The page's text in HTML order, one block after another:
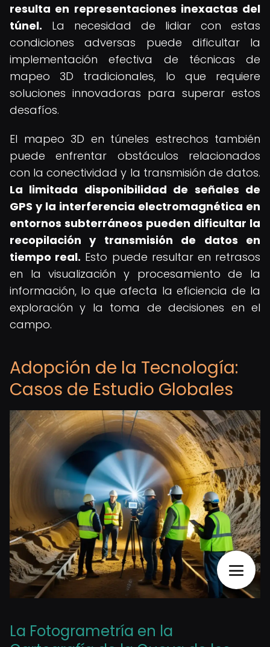
resulta en representaciones inexactas del
túnel. La necesidad de lidiar con estas
condiciones adversas puede dificultar la
implementación efectiva de técnicas de
mapeo 3D tradicionales, lo que requiere
soluciones innovadoras para superar estos
desafíos.
El mapeo 3D en túneles estrechos también
puede enfrentar obstáculos relacionados
con la conectividad y la transmisión de datos.
La limitada disponibilidad de señales de
GPS y la interferencia electromagnética en
entornos subterráneos pueden dificultar la
recopilación y transmisión de datos en
tiempo real. Esto puede resultar en retrasos
en la visualización y procesamiento de la
información, lo que afecta la eficiencia de la
exploración y la toma de decisiones en el
campo.
Adopción de la Tecnología:
Casos de Estudio Globales
La Fotogrametría en la